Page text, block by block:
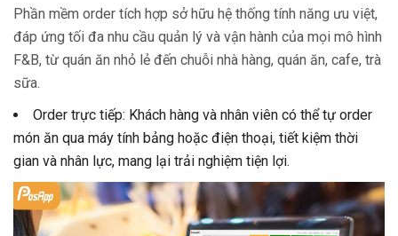
Phần mềm order tích hợp sở hữu hệ thống tính năng ưu việt,
đáp ứng tối đa nhu cầu quản lý và vận hành của mọi mô hình
F&B, từ quán ăn nhỏ lẻ đến chuỗi nhà hàng, quán ăn, cafe, trà
sữa.
Order trực tiếp: Khách hàng và nhân viên có thể tự order
món ăn qua máy tính bảng hoặc điện thoại, tiết kiệm thời
gian và nhân lực, mang lại trải nghiệm tiện lợi.